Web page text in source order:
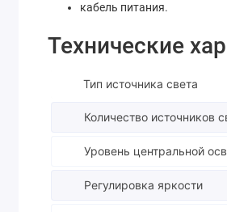
кабель питания.
Технические
Тип источника света
Количество источников
Уровень центральной
Регулировка яркости